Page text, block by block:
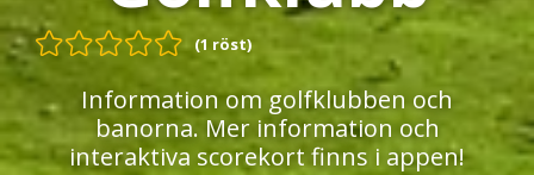
(1 röst)
Information om golfklubben och
banorna. Mer information och
interaktiva scorekort finns i appen!